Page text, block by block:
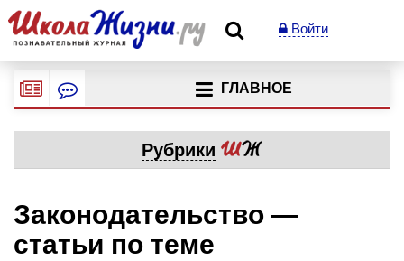
Войти
ГЛАВНОЕ
Рубрики
Законодательство —
статьи по теме